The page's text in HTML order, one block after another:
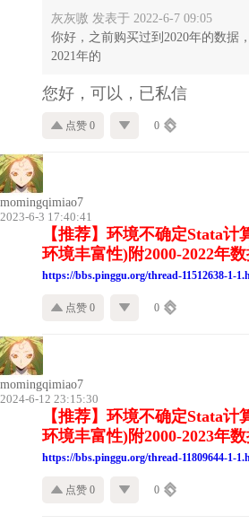
灰灰嗷 发表于 2022-6-7 09:05
你好，之前购买过到2020年的数据
2021年的
您好，可以，已私信
点赞 0 0
momingqimiao7
2023-6-3 17:40:41
【推荐】环境不确定Stata
环境丰富性)附2000-2022年
https://bbs.pinggu.org/thread-11512638-1-
点赞 0 0
momingqimiao7
2024-6-12 23:15:30
【推荐】环境不确定Stata
环境丰富性)附2000-2023年
https://bbs.pinggu.org/thread-11809644-1-
点赞 0 0